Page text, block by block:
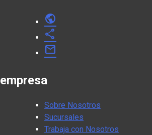
public
share
mail
empresa
Sobre Nosotros
Sucursales
Trabaja con Nosotros